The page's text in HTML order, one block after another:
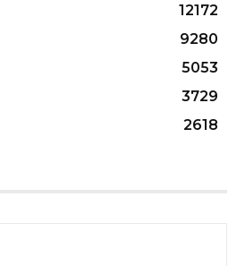
12172
9280
5053
3729
2618